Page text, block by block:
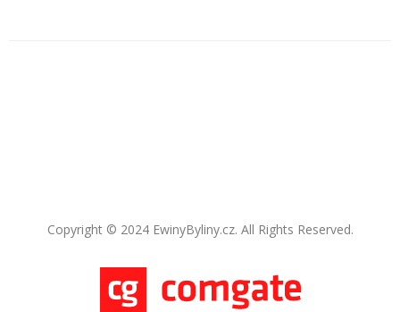
Copyright © 2024 EwinyByliny.cz. All Rights Reserved.